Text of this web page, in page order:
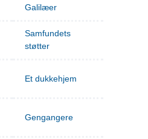
Galilæer
Samfundets
støtter
Et dukkehjem
Gengangere